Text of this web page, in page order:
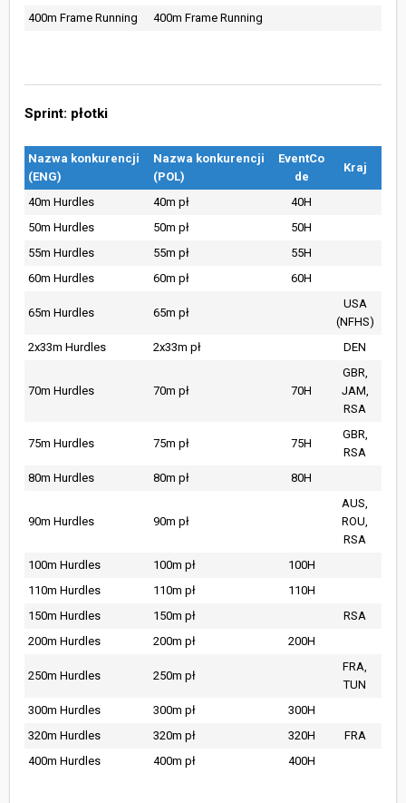
400m Frame Running
400m Frame Running
Sprint: płotki
Nazwa konkurencji
(ENG)
Nazwa konkurencji
(POL)
EventCo
de
Kraj
40m Hurdles 40m pł
40H
50m Hurdles
50m pł
50H
55m Hurdles
55m pł
55H
60m Hurdles
60m pł 60H
65m Hurdles 65m pł
USA
(NFHS)
2x33m Hurdles
2x33m pł DEN
70m Hurdles 70m pł 70H
GBR,
JAM,
RSA
75m Hurdles 75m pł 75H
GBR,
RSA
80m Hurdles
80m pł 80H
90m Hurdles 90m pł
AUS,
ROU,
RSA
100m Hurdles
100m pł
100H
110m Hurdles
110m pł
110H
150m Hurdles
150m pł
RSA
200m Hurdles
200m pł 200H
250m Hurdles 250m pł
FRA,
TUN
300m Hurdles
300m pł
300H
320m Hurdles
320m pł 320H
FRA
400m Hurdles
400m pł 400H